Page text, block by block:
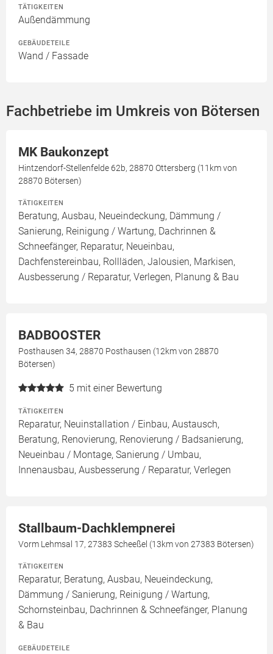
TÄTIGKEITEN
Außendämmung
GEBÄUDETEILE
Wand / Fassade
Fachbetriebe im Umkreis von Bötersen
MK Baukonzept
Hintzendorf-Stellenfelde 62b, 28870 Ottersberg (11km von
28870 Bötersen)
TÄTIGKEITEN
Beratung, Ausbau, Neueindeckung, Dämmung /
Sanierung, Reinigung / Wartung, Dachrinnen &
Schneefänger, Reparatur, Neueinbau,
Dachfenstereinbau, Rollläden, Jalousien, Markisen,
Ausbesserung / Reparatur, Verlegen, Planung & Bau
BADBOOSTER
Posthausen 34, 28870 Posthausen (12km von 28870
Bötersen)
5 mit einer Bewertung
TÄTIGKEITEN
Reparatur, Neuinstallation / Einbau, Austausch,
Beratung, Renovierung, Renovierung / Badsanierung,
Neueinbau / Montage, Sanierung / Umbau,
Innenausbau, Ausbesserung / Reparatur, Verlegen
Stallbaum-Dachklempnerei
Vorm Lehmsal 17, 27383 Scheeßel (13km von 27383 Bötersen)
TÄTIGKEITEN
Reparatur, Beratung, Ausbau, Neueindeckung,
Dämmung / Sanierung, Reinigung / Wartung,
Schornsteinbau, Dachrinnen & Schneefänger, Planung
& Bau
GEBÄUDETEILE